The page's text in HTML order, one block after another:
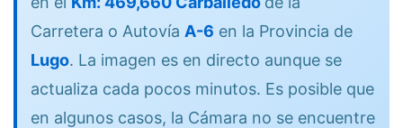
Carretera o Autovía A-6 en la Provincia de
Lugo. La imagen es en directo aunque se
actualiza cada pocos minutos. Es posible que
en algunos casos, la Cámara no se encuentre